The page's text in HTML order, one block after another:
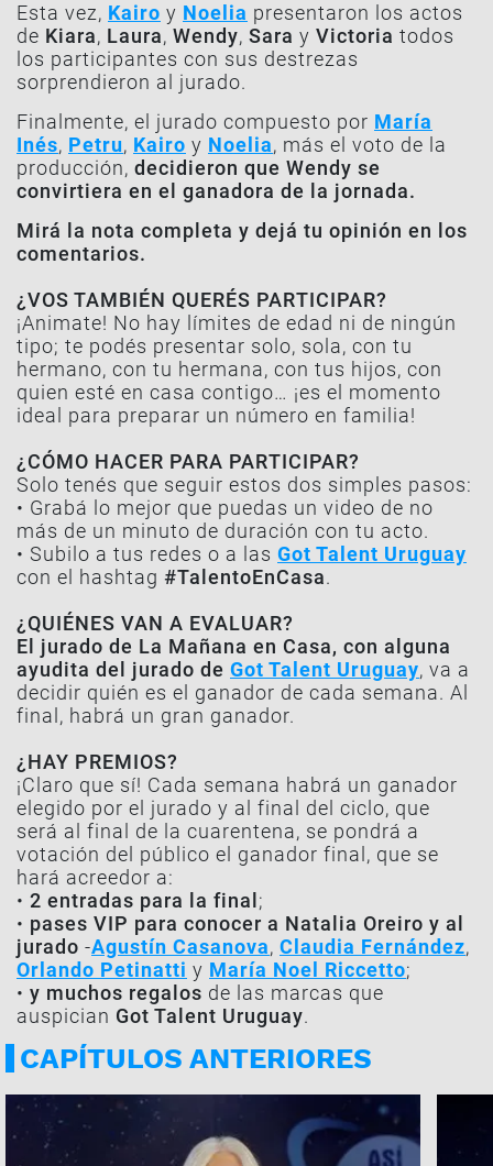
Esta vez, Kairo y Noelia presentaron los actos
de Kiara, Laura, Wendy, Sara y Victoria todos
los participantes con sus destrezas
sorprendieron al jurado.
Finalmente, el jurado compuesto por María
Inés, Petru, Kairo y Noelia, más el voto de la
producción, decidieron que Wendy se
convirtiera en el ganadora de la jornada.
Mirá la nota completa y dejá tu opinión en los
comentarios.
¿VOS TAMBIÉN QUERÉS PARTICIPAR?
¡Animate! No hay límites de edad ni de ningún
tipo; te podés presentar solo, sola, con tu
hermano, con tu hermana, con tus hijos, con
quien esté en casa contigo… ¡es el momento
ideal para preparar un número en familia!
¿CÓMO HACER PARA PARTICIPAR?
Solo tenés que seguir estos dos simples pasos:
• Grabá lo mejor que puedas un video de no
más de un minuto de duración con tu acto.
• Subilo a tus redes o a las Got Talent Uruguay
con el hashtag #TalentoEnCasa.
¿QUIÉNES VAN A EVALUAR?
El jurado de La Mañana en Casa, con alguna
ayudita del jurado de Got Talent Uruguay, va a
decidir quién es el ganador de cada semana. Al
final, habrá un gran ganador.
¿HAY PREMIOS?
¡Claro que sí! Cada semana habrá un ganador
elegido por el jurado y al final del ciclo, que
será al final de la cuarentena, se pondrá a
votación del público el ganador final, que se
hará acreedor a:
• 2 entradas para la final ;
• pases VIP para conocer a Natalia Oreiro y al
jurado -Agustín Casanova, Claudia Fernández,
Orlando Petinatti y María Noel Riccetto;
• y muchos regalos de las marcas que
auspician Got Talent Uruguay.
CAPÍTULOS ANTERIORES